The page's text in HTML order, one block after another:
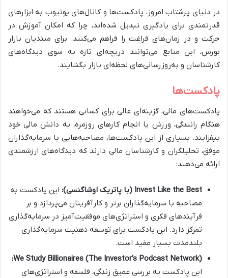
در دنیای پرشتاب امروز، پادکست‌ها و کانال‌های یوتیوب به ابزارهای
قدرتمندی برای یادگیری تبدیل شده‌اند، چرا که امکان آموزش در
حرکت و در زمان‌های فراغت را فراهم می‌کنند. برای مبتدیان بازار
بورس، این منابع می‌توانند دریچه‌ای تازه به سوی دیدگاه‌های
کارشناسان و به‌روزرسانی‌های لحظه‌ای بازار بگشایند.
پادکست‌ها
پادکست‌های مالی، گزینه‌ای عالی برای کسانی هستند که می‌خواهند
هنگام رانندگی، ورزش یا انجام کارهای روزمره، به دانش مالی خود
بیفزایند. بسیاری از این پادکست‌ها، مصاحبه‌هایی با سرمایه‌گذاران
موفق، تحلیلگران و کارشناسان مالی دارند که دیدگاه‌های ارزشمندی
ارائه می‌دهند:
Invest Like the Best (با پاتریک اوشاگنسی):
این پادکست به
مصاحبه با سرمایه‌گذاران برتر و کارآفرینان می‌پردازد و بر
فرآیندهای فکری و استراتژی‌های موفقیت‌آمیز در سرمایه‌گذاری
تمرکز دارد. این پادکست برای توسعه ذهنیت سرمایه‌گذاری
بلندمدت بسیار مفید است.
We Study Billionaires (The Investor’s Podcast Network):
این پادکست به بررسی عمیق زندگی، فلسفه و استراتژی‌های